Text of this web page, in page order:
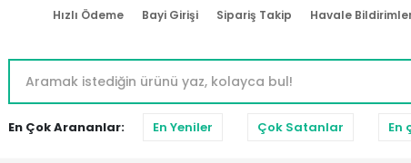
Hızlı Ödeme Bayi Girişi Sipariş Takip Havale
En Çok Arananlar: En Yeniler Çok Satanlar En